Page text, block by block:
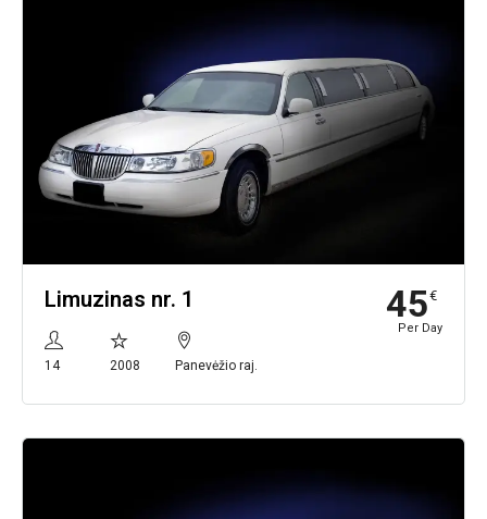
Limuzinas nr. 1
14 2008 Panevėžio raj.
45€
Per Day